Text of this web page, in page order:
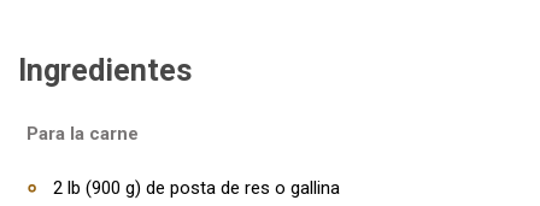
Ingredientes
Para la carne
2 lb (900 g) de posta de res o gallina